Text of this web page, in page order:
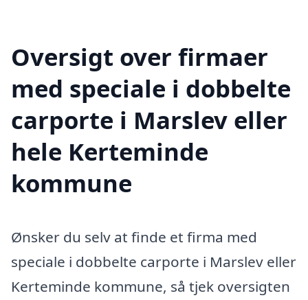
Oversigt over firmaer
med speciale i dobbelte
carporte i Marslev eller
hele Kerteminde
kommune
Ønsker du selv at finde et firma med
speciale i dobbelte carporte i Marslev eller
Kerteminde kommune, så tjek oversigten